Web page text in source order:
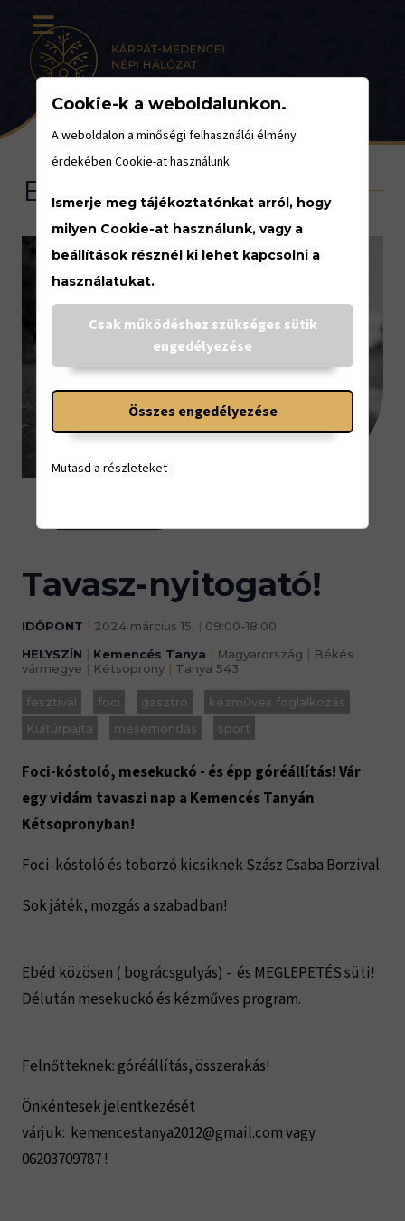
Eseménynaptár
<
MÁRCIUS
15.
Tavasz-nyitogató!
IDŐPONT | 2024 március 15. | 09:00-18:00
HELYSZÍN | Kemencés Tanya | Magyarország | Békés
vármegye | Kétsoprony | Tanya 543
fesztivál foci gasztro
kézműves foglalkozás
Kultúrpajta
mesemondás sport
Foci-kóstoló, mesekuckó - és épp góréállítás! Vár
egy vidám tavaszi nap a Kemencés Tanyán
Kétsopronyban!
Foci-kóstoló és toborzó kicsiknek Szász Csaba Borzival.
Sok játék, mozgás a szabadban!
Ebéd közösen ( bográcsgulyás) - és MEGLEPETÉS süti!
Délután mesekuckó és kézműves program.
Felnőtteknek: góréállítás, összerakás!
Önkéntesek jelentkezését
várjuk: kemencestanya2012@gmail.com vagy
06203709787 !
Cookie-k a weboldalunkon.
A weboldalon a minőségi felhasználói élmény
érdekében Cookie-at használunk.
Ismerje meg tájékoztatónkat arról, hogy
milyen Cookie-at használunk, vagy a
beállítások résznél ki lehet kapcsolni a
használatukat.
Csak működéshez szükséges sütik
engedélyezése
Összes engedélyezése
Mutasd a részleteket